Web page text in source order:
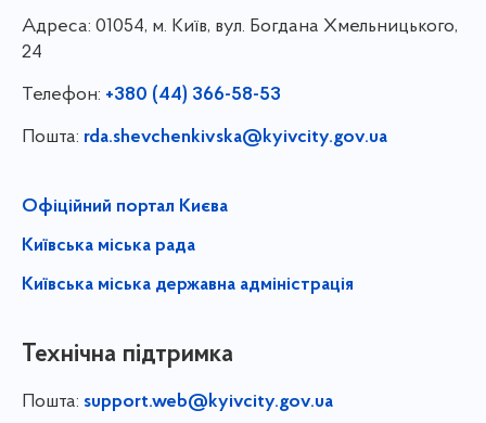
Адреса: 01054, м. Київ, вул. Богдана Хмельницького,
24
Телефон: +380 (44) 366-58-53
Пошта: rda.shevchenkivska@kyivcity.gov.ua
Офіційний портал Києва
Київська міська рада
Київська міська державна адміністрація
Технічна підтримка
Пошта: support.web@kyivcity.gov.ua